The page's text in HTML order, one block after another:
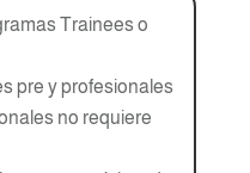
Trainees o
pre y profesionales
no requiere